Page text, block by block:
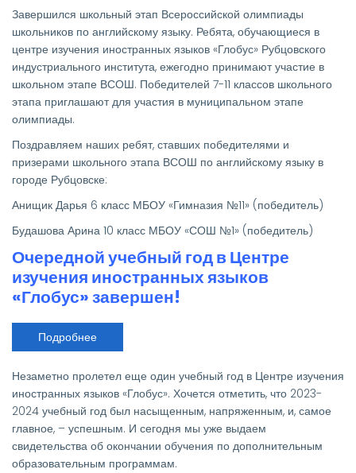
2025
по
английскому
(школьный
этап
г.
Рубцовск)
Завершился школьный этап Всероссийской олимпиады
школьников по английскому языку. Ребята, обучающиеся в
центре изучения иностранных языков «Глобус» Рубцовского
индустриального института, ежегодно принимают участие в
школьном этапе ВСОШ. Победителей 7-11 классов школьного
этапа приглашают для участия в муниципальном этапе
олимпиады.
Поздравляем наших ребят, ставших победителями и
призерами школьного этапа ВСОШ по английскому языку в
городе Рубцовске:
Анищик Дарья 6 класс МБОУ «Гимназия №11» (победитель)
Будашова Арина 10 класс МБОУ «СОШ №1» (победитель)
Очередной учебный год в Центре
изучения иностранных языков
«Глобус» завершен!
Подробнее
Очередной
год
в
Центре
изучения
иностранных
языков
«Глобус»
завершен!
Незаметно пролетел еще один учебный год в Центре изучения
иностранных языков «Глобус». Хочется отметить, что 2023-
2024 учебный год был насыщенным, напряженным, и, самое
главное, – успешным. И сегодня мы уже выдаем
свидетельства об окончании обучения по дополнительным
образовательным программам.